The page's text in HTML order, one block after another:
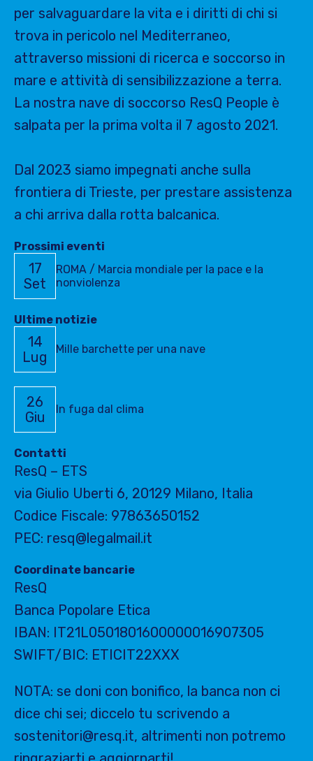
per salvaguardare la vita e i diritti di chi si
trova in pericolo nel Mediterraneo,
attraverso missioni di ricerca e soccorso in
mare e attività di sensibilizzazione a terra.
La nostra nave di soccorso ResQ People è
salpata per la prima volta il 7 agosto 2021.
Dal 2023 siamo impegnati anche sulla
frontiera di Trieste, per prestare assistenza
a chi arriva dalla rotta balcanica.
Prossimi eventi
17
Set
ROMA / Marcia mondiale per la pace e la
nonviolenza
Ultime notizie
14
Lug
Mille barchette per una nave
26
Giu
In fuga dal clima
Contatti
ResQ – ETS
via Giulio Uberti 6, 20129 Milano, Italia
Codice Fiscale: 97863650152
PEC: resq@legalmail.it
Coordinate bancarie
ResQ
Banca Popolare Etica
IBAN: IT21L0501801600000016907305
SWIFT/BIC: ETICIT22XXX
NOTA: se doni con bonifico, la banca non ci
dice chi sei; diccelo tu scrivendo a
sostenitori@resq.it, altrimenti non potremo